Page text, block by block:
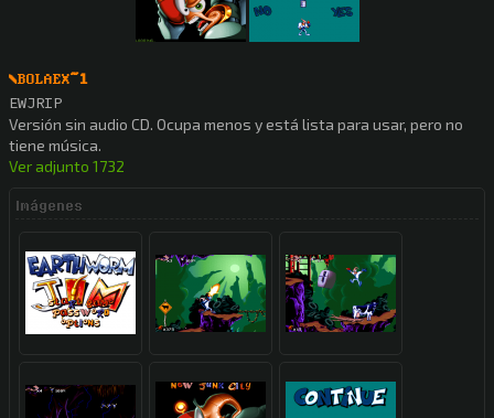
\BOLAEX~1
EWJRIP
Versión sin audio CD. Ocupa menos y está lista para usar, pero no
tiene música.
Ver adjunto 1732
Imágenes